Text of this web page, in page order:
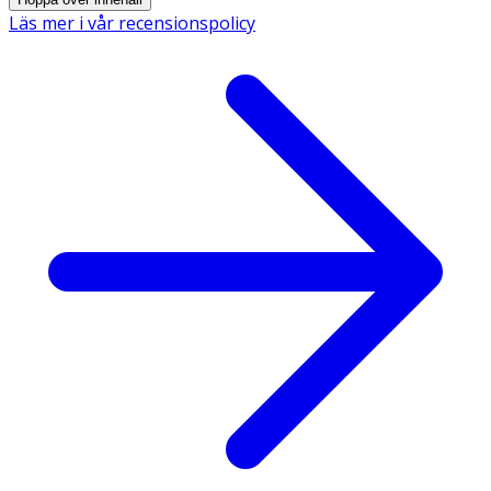
200 mg
* Dagligt referensintag. ** DRI ej fastställd
Vitamin C (L-askorbinsyra), zink (zinkglukonat),
fyllnadsmedel (mikrokristallin cellulosa),
ytbehandlingsmedel (magnesiumsalter av fettsyror).
Läs mer i vår recensionspolicy